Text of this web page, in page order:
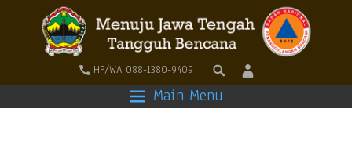
HP/WA 088-1380-9409
Main Menu